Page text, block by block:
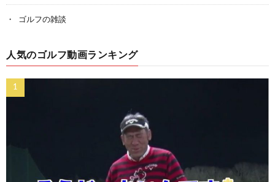
ゴルフの雑談
人気のゴルフ動画ランキング